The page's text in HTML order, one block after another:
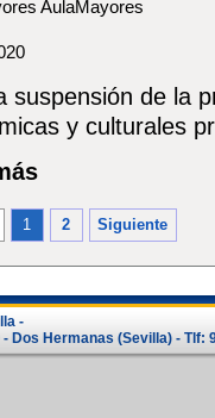
AulaMayores
suspensión de la
y culturales
1 2 Siguiente
-
Dos Hermanas (Sevilla) - Tlf: